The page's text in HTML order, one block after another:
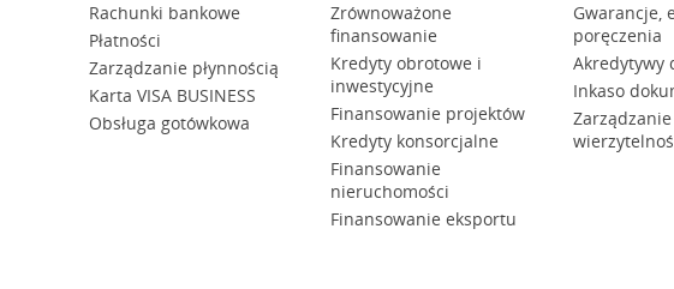
Rachunki bankowe
Płatności
Zarządzanie płynnością
Karta VISA BUSINESS
Obsługa gotówkowa
Zrównoważone
finansowanie
Kredyty obrotowe i
inwestycyjne
Finansowanie projektów
Kredyty konsorcjalne
Finansowanie
nieruchomości
Finansowanie eksportu
Gwarancje,
poręczenia
Akredytywy
Inkaso
Zarządzanie